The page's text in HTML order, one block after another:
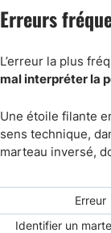
Erreurs
L’erreur la plus
mal interpréter la
Une étoile filante
sens technique,
marteau inversé,
Erreur
Identifier un